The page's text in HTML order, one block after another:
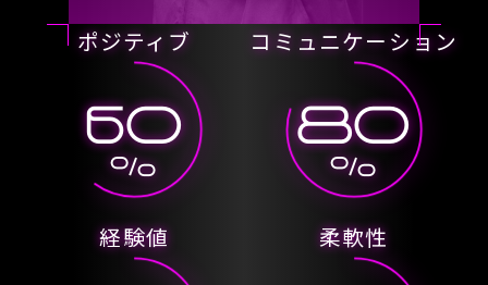
ポジティブ
60
%
経験値
コミュニケーション
80
%
柔軟性